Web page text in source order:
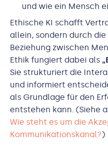
und wie ein Mensch
Ethische KI schafft
allein, sondern durch
Beziehung zwischen
Ethik fungiert dabei als
Sie strukturiert die
und informiert
als Grundlage für den
entstehen kann. (Siehe
Wie steht es um die
Kommunikationskanal?)